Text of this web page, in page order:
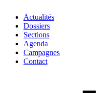
Actualités
Dossiers
Sections
Agenda
Campagnes
Contact